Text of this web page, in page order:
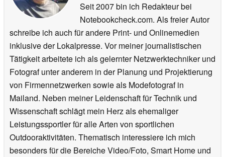
Seit 2007 bin ich Redakteur bei
Notebookcheck.com. Als freier Autor
schreibe ich auch für andere Print- und Onlinemedien
inklusive der Lokalpresse. Vor meiner journalistischen
Tätigkeit arbeitete ich als gelernter Netzwerktechniker und
Fotograf unter anderem in der Planung und Projektierung
von Firmennetzwerken sowie als Modefotograf in
Mailand. Neben meiner Leidenschaft für Technik und
Wissenschaft schlägt mein Herz als ehemaliger
Leistungssportler für alle Arten von sportlichen
Outdooraktivitäten. Thematisch interessiere ich mich
besonders für die Bereiche Video/Foto, Smart Home und